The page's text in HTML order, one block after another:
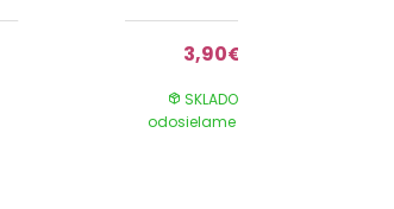
3,90€
SKLADOM -
odosielame ihneď